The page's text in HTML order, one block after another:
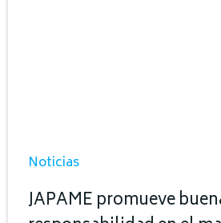
Noticias
JAPAME promueve